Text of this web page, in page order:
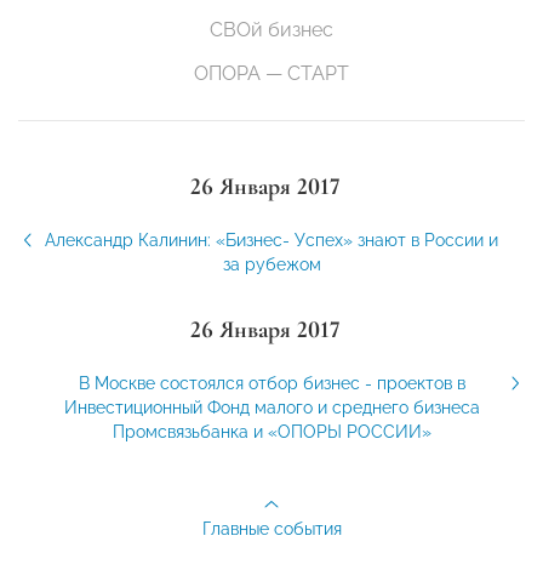
СВОй бизнес
ОПОРА — СТАРТ
26 Января 2017
Александр Калинин: «Бизнес- Успех» знают в России и
за рубежом
26 Января 2017
В Москве состоялся отбор бизнес - проектов в
Инвестиционный Фонд малого и среднего бизнеса
Промсвязьбанка и «ОПОРЫ РОССИИ»
Главные события